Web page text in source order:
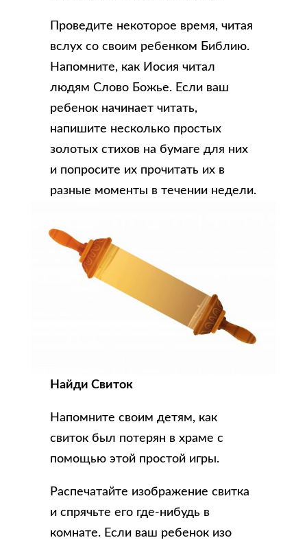
Проведите некоторое время, читая
вслух со своим ребенком Библию.
Напомните, как Иосия читал
людям Слово Божье. Если ваш
ребенок начинает читать,
напишите несколько простых
золотых стихов на бумаге для них
и попросите их прочитать их в
разные моменты в течении недели.
Найди Свиток
Напомните своим детям, как
свиток был потерян в храме с
помощью этой простой игры.
Распечатайте изображение свитка
и спрячьте его где-нибудь в
комнате. Если ваш ребенок изо